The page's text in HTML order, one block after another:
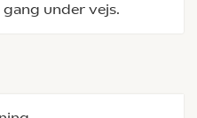
under vejs.